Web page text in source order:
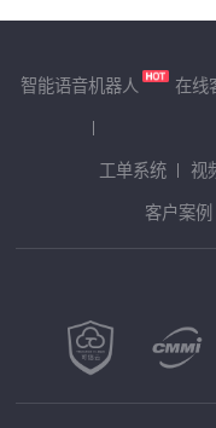
智能语音机器人 在线
工单系统
视
客户案例